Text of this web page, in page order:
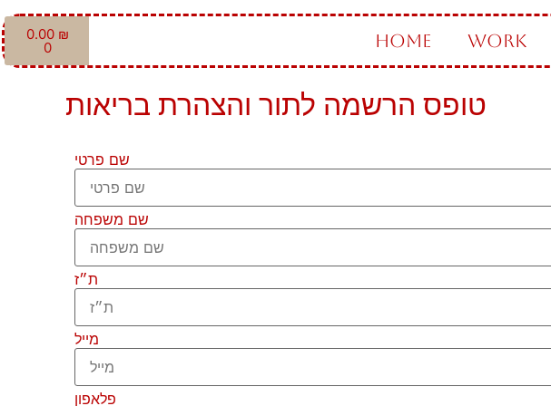
0.00 ₪
0 HOME WORK
טופס הרשמה לתור והצהרת בריאות
שם פרטי
שם משפחה
ת״ז
מייל
פלאפון